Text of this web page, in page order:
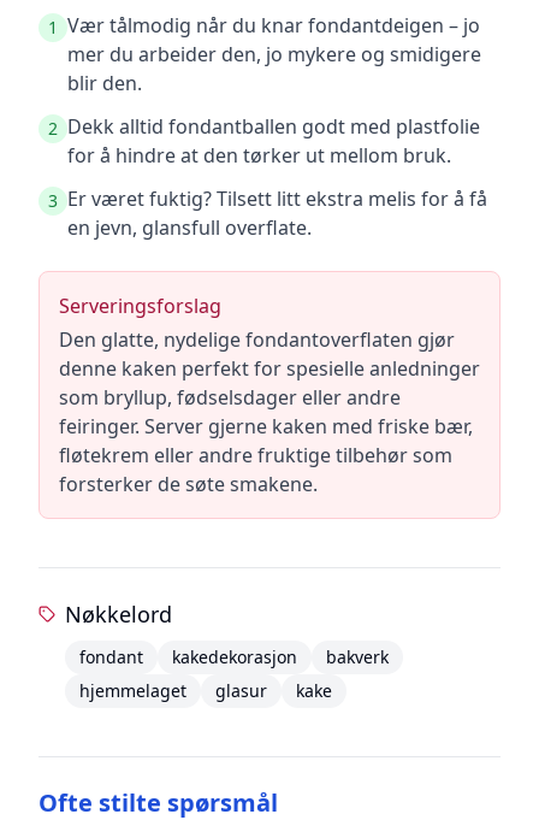
1 Vær tålmodig når du knar fondantdeigen – jo
mer du arbeider den, jo mykere og smidigere
blir den.
2 Dekk alltid fondantballen godt med plastfolie
for å hindre at den tørker ut mellom bruk.
3 Er været fuktig? Tilsett litt ekstra melis for å få
en jevn, glansfull overflate.
Serveringsforslag
Den glatte, nydelige fondantoverflaten gjør
denne kaken perfekt for spesielle anledninger
som bryllup, fødselsdager eller andre
feiringer. Server gjerne kaken med friske bær,
fløtekrem eller andre fruktige tilbehør som
forsterker de søte smakene.
Nøkkelord
fondant kakedekorasjon
bakverk
hjemmelaget
glasur kake
Ofte stilte spørsmål